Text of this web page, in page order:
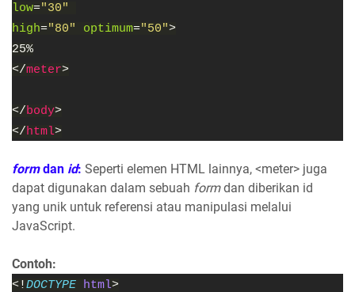
low="30"
high="80" optimum="50">
25%
</meter>
</body>
</html>
formdan id: Seperti elemen HTML lainnya, <meter> juga
dapat digunakan dalam sebuah formdan diberikan id
yang unik untuk referensi atau manipulasi melalui
JavaScript.
Contoh:
<!DOCTYPE html>